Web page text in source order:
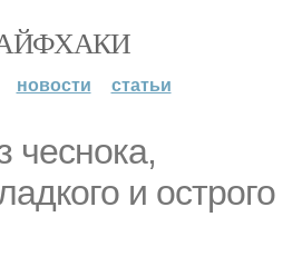
новости статьи
чеснока,
и острого